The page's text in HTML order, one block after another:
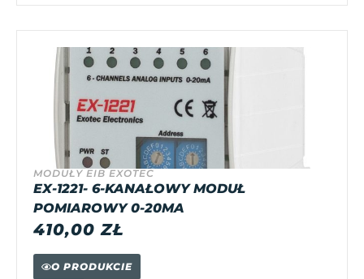
MODUŁY EIB EXOTEC
EX-1221- 6-KANAŁOWY MODUŁ
POMIAROWY 0-20MA
410,00ZŁ
O PRODUKCIE